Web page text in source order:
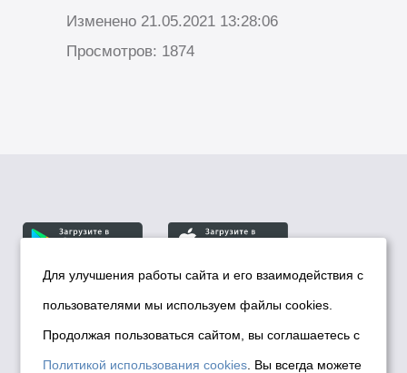
Изменено 21.05.2021 13:28:06
Просмотров: 1874
© Департамент информационной политики мэрии
города Новосибирска, 2026
Политика использования Cookies
Для улучшения работы сайта и его взаимодействия с
пользователями мы используем файлы cookies.
Продолжая пользоваться сайтом, вы соглашаетесь с
Политикой использования cookies . Вы всегда можете